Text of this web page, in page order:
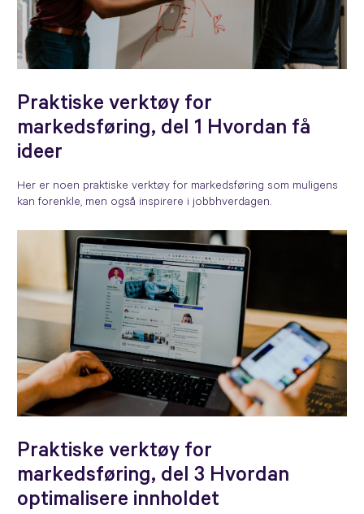
Praktiske verktøy for
markedsføring, del 1 Hvordan få
ideer
Her er noen praktiske verktøy for markedsføring som muligens
kan forenkle, men også inspirere i jobbhverdagen.
Praktiske verktøy for
markedsføring, del 3 Hvordan
optimalisere innholdet